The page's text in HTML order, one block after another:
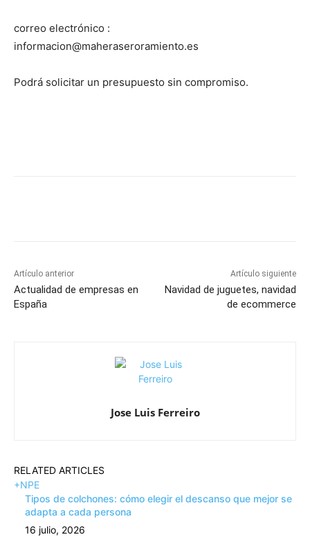
correo electrónico :
informacion@maheraseroramiento.es
Podrá solicitar un presupuesto sin compromiso.
Artículo anterior
Actualidad de empresas en
España
Artículo siguiente
Navidad de juguetes, navidad
de ecommerce
Jose Luis Ferreiro
RELATED ARTICLES
+NPE
Tipos de colchones: cómo elegir el descanso que mejor se
adapta a cada persona
16 julio, 2026